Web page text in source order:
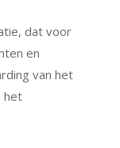
dat voor
en
van het
het